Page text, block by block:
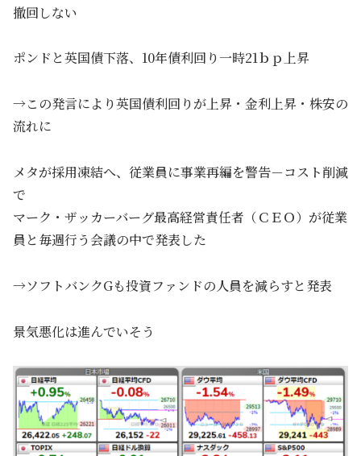
撤回しない
ポンドと英国債下落、10年債利回り一時21ｂｐ上昇
→この発言により英国債利回りが上昇・金利上昇・株安の
流れに
メタが採用凍結へ、従業員に事業再編を警告－コスト削減
で
マーク・ザッカーバーグ最高経営責任者（ＣＥＯ）が従業
員と毎週行う会議の中で発表した
→ソフトバンクGも投資ファンドの人員を減らすと発表
景気悪化は進んでいそう